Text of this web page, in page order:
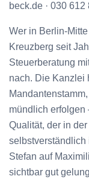
beck.de · 030 612
Wer in Berlin-
Kreuzberg seit
Steuerberatung
nach. Die Kanzlei
mündlich
Qualität, der in
selbstverständlich
Stefan auf
sichtbar gut